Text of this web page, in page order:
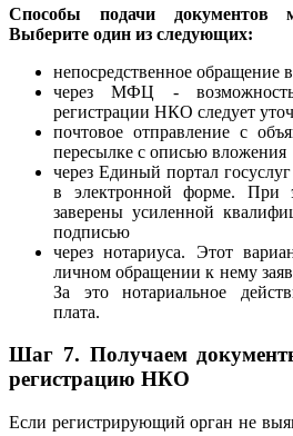
Способы подачи документов
Выберите один из следующих:
непосредственное обращение
через МФЦ -
регистрации НКО следует
почтовое отправление с
пересылке с описью вложения
через Единый портал
в электронной форме.
заверены усиленной
подписью
через нотариуса. Этот
личном обращении к нему
За это нотариальное
плата.
Шаг 7. Получаем
регистрацию НКО
Если регистрирующий орган не